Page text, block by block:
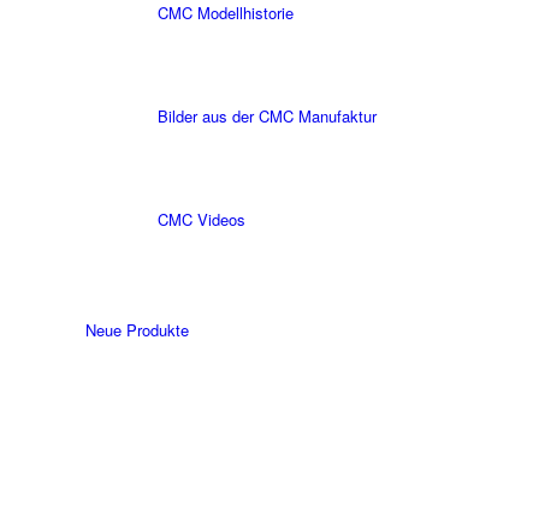
CMC Modellhistorie
Bilder aus der CMC Manufaktur
CMC Videos
Neue Produkte